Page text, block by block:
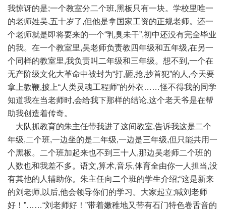
我惊讶的是;一个教室分二个班,黑板只有一块。学校里唯一
的老师姓吴,五十岁了,但他是拿国家工资的正规老师。还一
个老师就是即将要来的一个“乳臭未干”,初中还没有完全毕业
的我。在一个教室里,吴老师负责教四年级和五年级,在另一
个同样的教室里,我负责叫二年级和三年级。想不到,一个在
无产阶级文化大革命中被封为“打,砸,抢,抄首犯”的人,今天要
拿上教鞭,披上“人类灵魂工程师”的外衣……怪不得我的同学
知道我在当老师时,会给我下那样的结论,这个老天爷是在帮
助我创造着传奇。
大队抓教育的朱主任带我进了这间教室,告诉我这是二个
年级,二个班,一边坐的是二年级,一边是三年级,但只能共用一
个黑板。二个班加起来也不到三十人,那边吴老师二个班的
人数也和我差不多。语文,算术,音乐,体育全由你一人担当,没
有其他的人辅助你。朱主任向二个班的学生介绍;“这是新来
的刘老师,以后,他会领导你们的学习。大家起立;喊刘老师
好！”……“刘老师好！”带着嫩稚地又带有石门特色卷舌音的